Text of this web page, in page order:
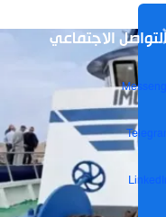
الاجتماعي